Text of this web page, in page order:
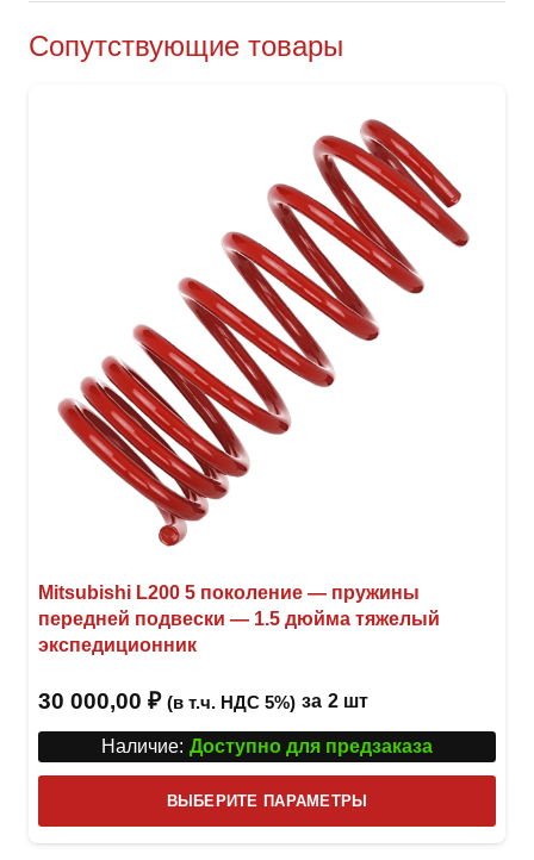
Сопутствующие товары
Mitsubishi L200 5 поколение — пружины
передней подвески — 1.5 дюйма тяжелый
экспедиционник
30 000,00 ₽ (в т.ч. НДС 5%) за 2 шт
Наличие: Доступно для предзаказа
ВЫБЕРИТЕ ПАРАМЕТРЫ
товар